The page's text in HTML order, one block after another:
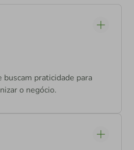
buscam praticidade para
o negócio.